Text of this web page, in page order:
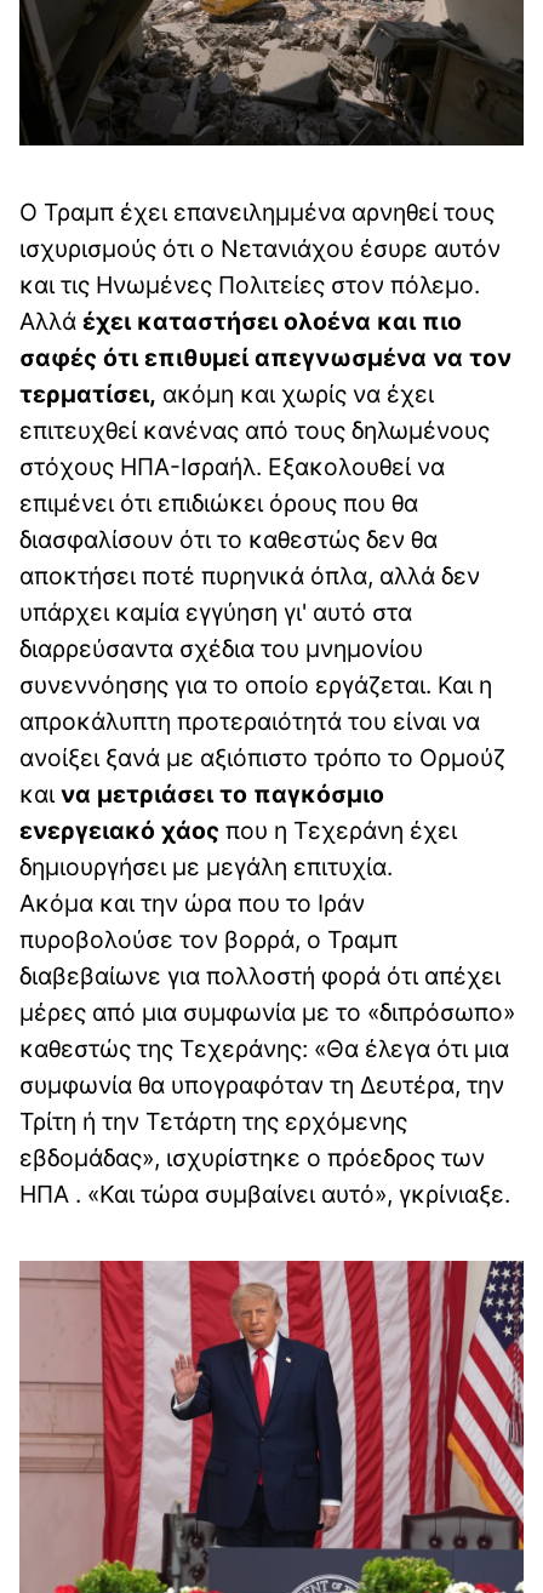
Ο Τραμπ έχει επανειλημμένα αρνηθεί τους
ισχυρισμούς ότι ο Νετανιάχου έσυρε αυτόν
και τις Ηνωμένες Πολιτείες στον πόλεμο.
Αλλά έχει καταστήσει ολοένα και πιο
σαφές ότι επιθυμεί απεγνωσμένα να τον
τερματίσει, ακόμη και χωρίς να έχει
επιτευχθεί κανένας από τους δηλωμένους
στόχους ΗΠΑ-Ισραήλ. Εξακολουθεί να
επιμένει ότι επιδιώκει όρους που θα
διασφαλίσουν ότι το καθεστώς δεν θα
αποκτήσει ποτέ πυρηνικά όπλα, αλλά δεν
υπάρχει καμία εγγύηση γι' αυτό στα
διαρρεύσαντα σχέδια του μνημονίου
συνεννόησης για το οποίο εργάζεται. Και η
απροκάλυπτη προτεραιότητά του είναι να
ανοίξει ξανά με αξιόπιστο τρόπο το Ορμούζ
και να μετριάσει το παγκόσμιο
ενεργειακό χάος που η Τεχεράνη έχει
δημιουργήσει με μεγάλη επιτυχία.
Ακόμα και την ώρα που το Ιράν
πυροβολούσε τον βορρά, ο Τραμπ
διαβεβαίωνε για πολλοστή φορά ότι απέχει
μέρες από μια συμφωνία με το «διπρόσωπο»
καθεστώς της Τεχεράνης: «Θα έλεγα ότι μια
συμφωνία θα υπογραφόταν τη Δευτέρα, την
Τρίτη ή την Τετάρτη της ερχόμενης
εβδομάδας», ισχυρίστηκε ο πρόεδρος των
ΗΠΑ . «Και τώρα συμβαίνει αυτό», γκρίνιαξε.